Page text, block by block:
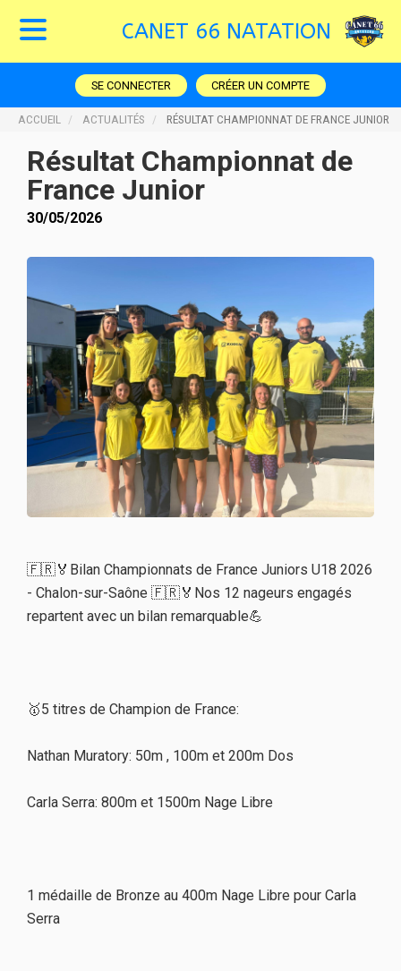
CANET 66 NATATION
SE CONNECTER CRÉER UN COMPTE
ACCUEIL ACTUALITÉS RÉSULTAT CHAMPIONNAT DE FRANCE JUNIOR
Résultat Championnat de
France Junior
30/05/2026
🇫🇷🏅Bilan Championnats de France Juniors U18 2026
- Chalon-sur-Saône 🇫🇷🏅Nos 12 nageurs engagés
repartent avec un bilan remarquable💪
🥇5 titres de Champion de France:
Nathan Muratory: 50m , 100m et 200m Dos
Carla Serra: 800m et 1500m Nage Libre
1 médaille de Bronze au 400m Nage Libre pour Carla
Serra